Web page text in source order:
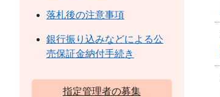
落札後の注意事項
銀行振り込みなどによる公
売保証金納付手続き
指定管理者の募集